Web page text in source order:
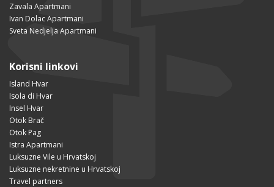
Zavala Apartmani
Ivan Dolac Apartmani
Sveta Nedjelja Apartmani
Korisni linkovi
Island Hvar
Isola di Hvar
Insel Hvar
Otok Brač
Otok Pag
Istra Apartmani
Luksuzne Vile u Hrvatskoj
Luksuzne nekretnine u Hrvatskoj
Travel partners